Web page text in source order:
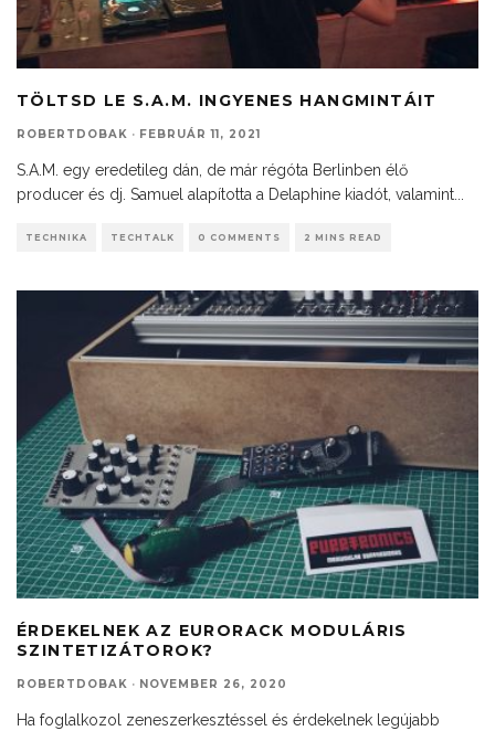
TÖLTSD LE S.A.M. INGYENES HANGMINTÁIT
ROBERTDOBAK · FEBRUÁR 11, 2021
S.A.M. egy eredetileg dán, de már régóta Berlinben élő
producer és dj. Samuel alapította a Delaphine kiadót, valamint
TECHNIKA TECHTALK 0 COMMENTS 2 MINS READ
ÉRDEKELNEK AZ EURORACK MODULÁRIS
SZINTETIZÁTOROK?
ROBERTDOBAK · NOVEMBER 26, 2020
Ha foglalkozol zeneszerkesztéssel és érdekelnek legújabb